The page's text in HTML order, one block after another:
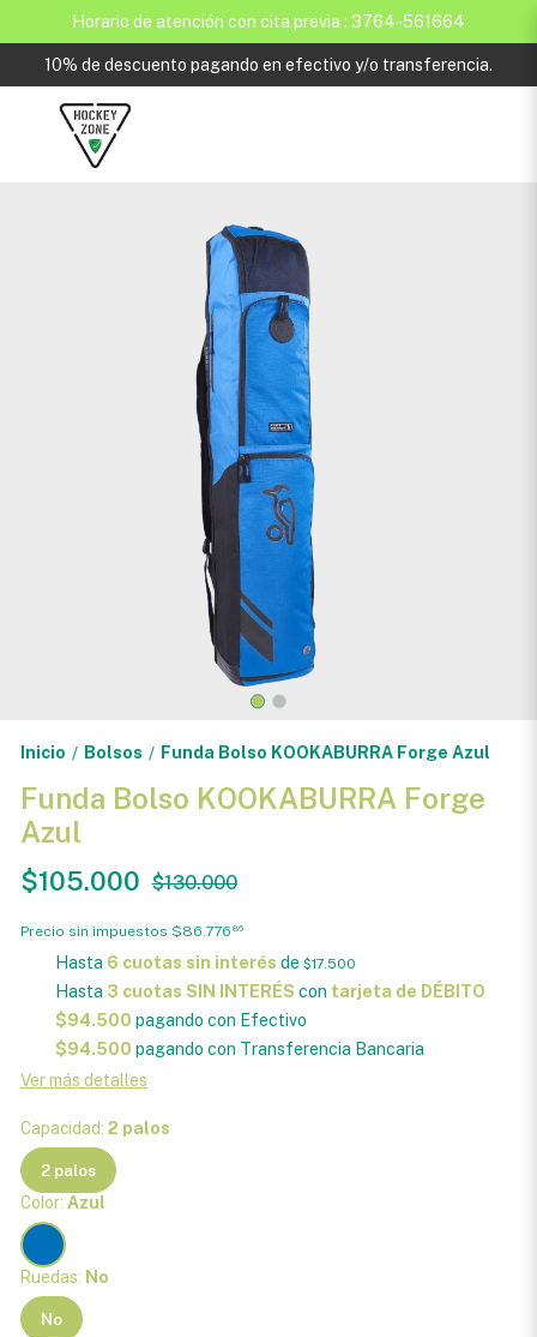
Horario de atención con cita previa : 3764-561664
10% de descuento pagando en efectivo y/o transferencia.
Inicio / Bolsos / Funda Bolso KOOKABURRA Forge Azul
Funda Bolso KOOKABURRA Forge
Azul
$105.000 $130.000
Precio sin impuestos $86.776 86
Hasta 6 cuotas sin interés de $17.500
Hasta 3 cuotas SIN INTERÉS con tarjeta de DÉBITO
$94.500 pagando con Efectivo
$94.500 pagando con Transferencia Bancaria
Ver más detalles
Capacidad: 2 palos
2 palos
Color: Azul
Ruedas: No
No